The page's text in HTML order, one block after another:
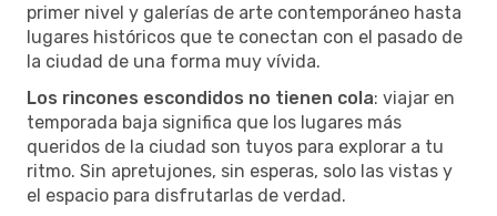
primer nivel y galerías de arte contemporáneo hasta
lugares históricos que te conectan con el pasado de
la ciudad de una forma muy vívida.
Los rincones escondidos no tienen cola: viajar en
temporada baja significa que los lugares más
queridos de la ciudad son tuyos para explorar a tu
ritmo. Sin apretujones, sin esperas, solo las vistas y
el espacio para disfrutarlas de verdad.